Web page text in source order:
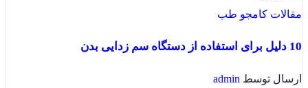
مقالات کامجو طب
10 دلیل برای استفاده از دستگاه سم زدایی بدن
ارسال توسط admin